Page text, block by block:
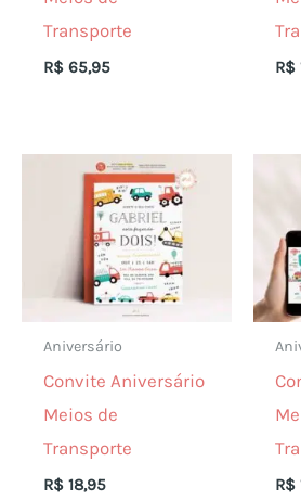
Transporte
R$ 65,95 R$
Aniversário
Convite Aniversário
Meios de
Transporte
R$ 18,95 R$